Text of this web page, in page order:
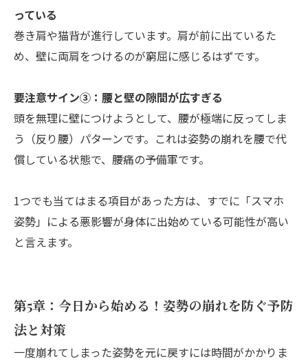
っている
巻き肩や猫背が進行しています。肩が前に出ているた
め、壁に両肩をつけるのが窮屈に感じるはずです。
要注意サイン③：腰と壁の隙間が広すぎる
頭を無理に壁につけようとして、腰が極端に反ってしま
う（反り腰）パターンです。これは姿勢の崩れを腰で代
償している状態で、腰痛の予備軍です。
1つでも当てはまる項目があった方は、すでに「スマホ
姿勢」による悪影響が身体に出始めている可能性が高い
と言えます。
第5章：今日から始める！姿勢の崩れを防ぐ予防
法と対策
一度崩れてしまった姿勢を元に戻すには時間がかかりま